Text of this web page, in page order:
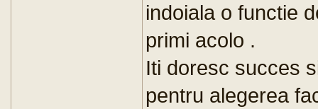
indoiala o functie
primi acolo .
Iti doresc succes
pentru alegerea